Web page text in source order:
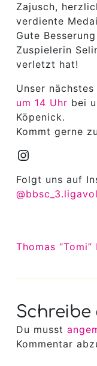
Zajusch,
verdiente
Gute
Zuspielerin
verletzt hat!
Unser
um 14 Uhr bei
Köpenick.
Kommt gerne
Instagram
Folgt uns auf
Thomas “Tomi”
Schreibe
Du musst
Kommentar